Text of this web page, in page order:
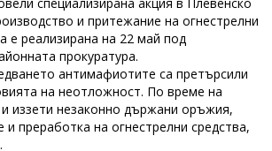
и притежание на огнестрелни
е реализирана на 22 май под
прокуратура.
антимафиотите са претърсили
на неотложност. По време на
иззети незаконно държани оръжия,
и преработка на огнестрелни средства,